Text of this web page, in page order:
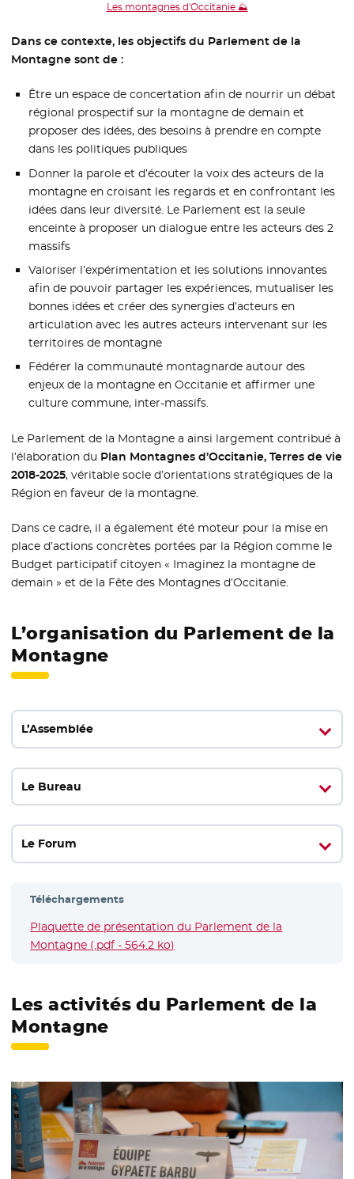
Les montagnes d'Occitanie ⛰️
Dans ce contexte, les objectifs du Parlement de la
Montagne sont de :
Être un espace de concertation afin de nourrir un débat
régional prospectif sur la montagne de demain et
proposer des idées, des besoins à prendre en compte
dans les politiques publiques
Donner la parole et d’écouter la voix des acteurs de la
montagne en croisant les regards et en confrontant les
idées dans leur diversité. Le Parlement est la seule
enceinte à proposer un dialogue entre les acteurs des 2
massifs
Valoriser l’expérimentation et les solutions innovantes
afin de pouvoir partager les expériences, mutualiser les
bonnes idées et créer des synergies d’acteurs en
articulation avec les autres acteurs intervenant sur les
territoires de montagne
Fédérer la communauté montagnarde autour des
enjeux de la montagne en Occitanie et affirmer une
culture commune, inter-massifs.
Le Parlement de la Montagne a ainsi largement contribué à
l’élaboration du Plan Montagnes d’Occitanie, Terres de vie
2018-2025, véritable socle d’orientations stratégiques de la
Région en faveur de la montagne.
Dans ce cadre, il a également été moteur pour la mise en
place d’actions concrètes portées par la Région comme le
Budget participatif citoyen « Imaginez la montagne de
demain » et de la Fête des Montagnes d’Occitanie.
L’organisation du Parlement de la
Montagne
L’Assemblée
Le Bureau
Le Forum
Téléchargements
Plaquette de présentation du Parlement de la
Montagne (.pdf - 564.2 ko)
Les activités du Parlement de la
Montagne